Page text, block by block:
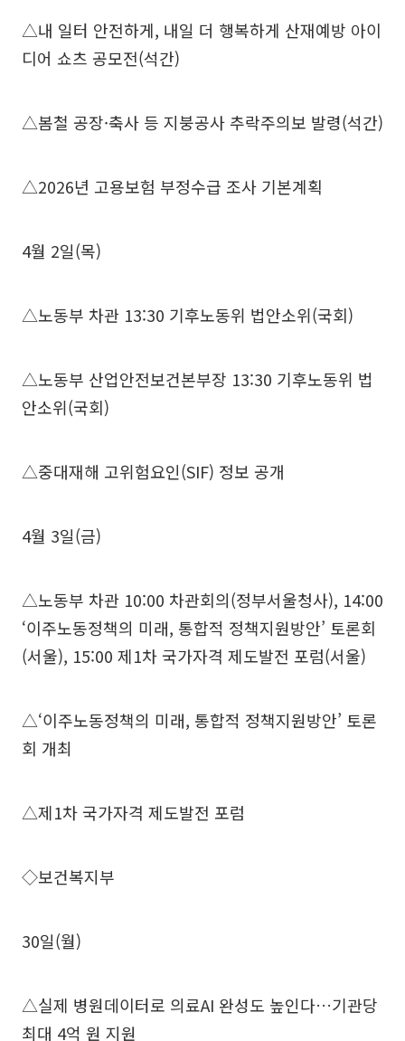
△내 일터 안전하게, 내일 더 행복하게 산재예방 아이
디어 쇼츠 공모전(석간)
△봄철 공장·축사 등 지붕공사 추락주의보 발령(석간)
△2026년 고용보험 부정수급 조사 기본계획
4월 2일(목)
△노동부 차관 13:30 기후노동위 법안소위(국회)
△노동부 산업안전보건본부장 13:30 기후노동위 법
안소위(국회)
△중대재해 고위험요인(SIF) 정보 공개
4월 3일(금)
△노동부 차관 10:00 차관회의(정부서울청사), 14:00
‘이주노동정책의 미래, 통합적 정책지원방안’ 토론회
(서울), 15:00 제1차 국가자격 제도발전 포럼(서울)
△‘이주노동정책의 미래, 통합적 정책지원방안’ 토론
회 개최
△제1차 국가자격 제도발전 포럼
◇보건복지부
30일(월)
△실제 병원데이터로 의료AI 완성도 높인다…기관당
최대 4억 원 지원